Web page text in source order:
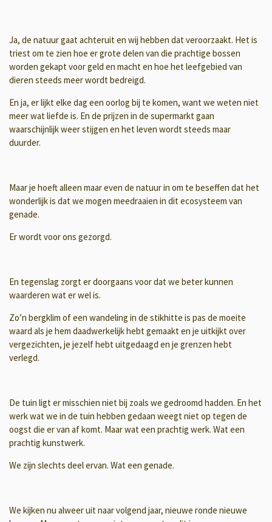
Ja, de natuur gaat achteruit en wij hebben dat veroorzaakt. Het is
triest om te zien hoe er grote delen van die prachtige bossen
worden gekapt voor geld en macht en hoe het leefgebied van
dieren steeds meer wordt bedreigd.
En ja, er lijkt elke dag een oorlog bij te komen, want we weten niet
meer wat liefde is. En de prijzen in de supermarkt gaan
waarschijnlijk weer stijgen en het leven wordt steeds maar
duurder.
Maar je hoeft alleen maar even de natuur in om te beseffen dat het
wonderlijk is dat we mogen meedraaien in dit ecosysteem van
genade.
Er wordt voor ons gezorgd.
En tegenslag zorgt er doorgaans voor dat we beter kunnen
waarderen wat er wel is.
Zo’n bergklim of een wandeling in de stikhitte is pas de moeite
waard als je hem daadwerkelijk hebt gemaakt en je uitkijkt over
vergezichten, je jezelf hebt uitgedaagd en je grenzen hebt
verlegd.
De tuin ligt er misschien niet bij zoals we gedroomd hadden. En het
werk wat we in de tuin hebben gedaan weegt niet op tegen de
oogst die er van af komt. Maar wat een prachtig werk. Wat een
prachtig kunstwerk.
We zijn slechts deel ervan. Wat een genade.
We kijken nu alweer uit naar volgend jaar, nieuwe ronde nieuwe